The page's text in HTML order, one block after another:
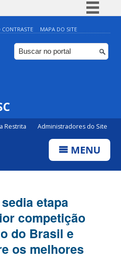
Simplifique!
Comunica BR
Participe
MAPA DO SITE
Restrita Administradores do Site
MENU
etapa
competição
do Brasil e
os melhores